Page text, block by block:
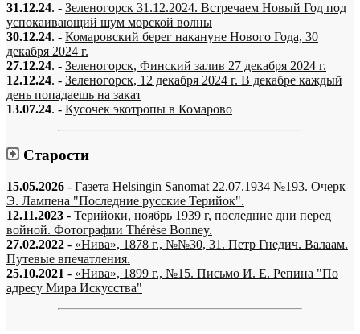
31.12.24. - Зеленогорск 31.12.2024. Встречаем Новый Год под
успокаивающий шум морской волны
30.12.24. - Комаровский берег накануне Нового Года, 30
декабря 2024 г.
27.12.24. - Зеленогорск, Финский залив 27 декабря 2024 г.
12.12.24. - Зеленогорск, 12 декабря 2024 г. В декабре каждый
день попадаешь на закат
13.07.24. - Кусочек экотропы в Комарово
Старости
15.05.2026 - Газета Helsingin Sanomat 22.07.1934 №193. Очерк
Э. Лампена "Последние русские Терийок".
12.11.2023 - Терийоки, ноябрь 1939 г, последние дни перед
войной. Фотографии Thérèse Bonney.
27.02.2022 - «Нива», 1878 г., №№30, 31. Петр Гнедич. Валаам.
Путевые впечатления.
25.10.2021 - «Нива», 1899 г., №15. Письмо И. Е. Репина "По
адресу Мира Искусства"